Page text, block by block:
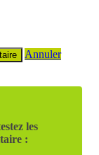
Annuler
les
: